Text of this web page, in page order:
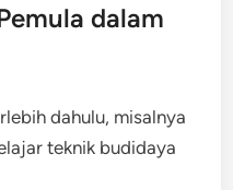
dalam
dahulu, misalnya
teknik budidaya